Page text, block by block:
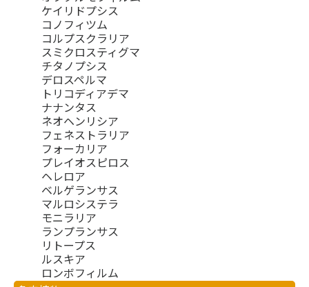
ケイリドプシス
コノフィツム
コルプスクラリア
スミクロスティグマ
チタノプシス
デロスペルマ
トリコディアデマ
ナナンタス
ネオヘンリシア
フェネストラリア
フォーカリア
プレイオスピロス
ヘレロア
ベルゲランサス
マルロシステラ
モニラリア
ランプランサス
リトープス
ルスキア
ロンボフィルム